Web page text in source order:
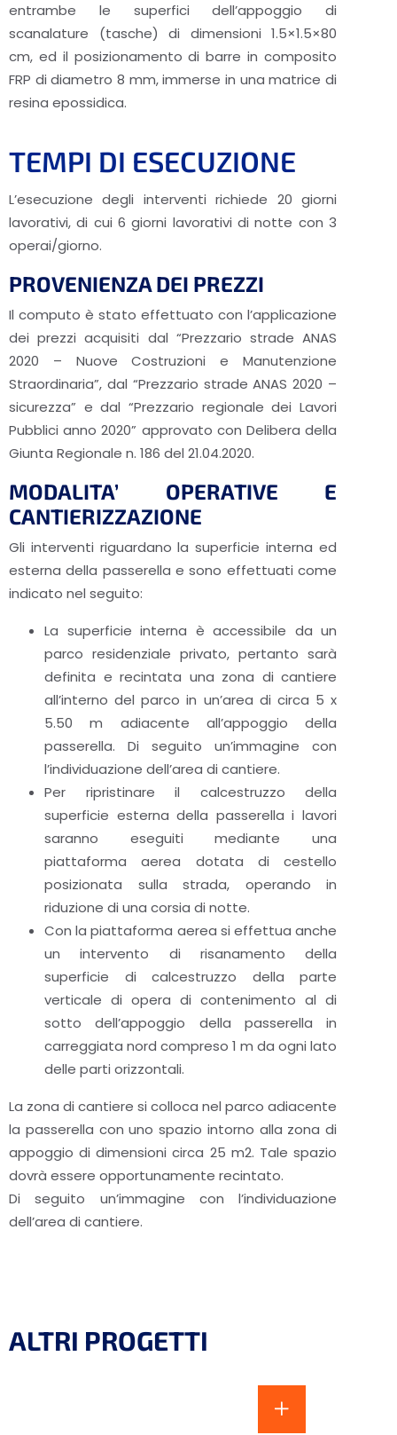
entrambe le superfici dell’appoggio di
scanalature (tasche) di dimensioni 1.5×1.5×80
cm, ed il posizionamento di barre in composito
FRP di diametro 8 mm, immerse in una matrice di
resina epossidica.
TEMPI DI ESECUZIONE
L’esecuzione degli interventi richiede 20 giorni
lavorativi, di cui 6 giorni lavorativi di notte con 3
operai/giorno.
PROVENIENZA DEI PREZZI
Il computo è stato effettuato con l’applicazione
dei prezzi acquisiti dal “Prezzario strade ANAS
2020 – Nuove Costruzioni e Manutenzione
Straordinaria”, dal “Prezzario strade ANAS 2020 –
sicurezza” e dal “Prezzario regionale dei Lavori
Pubblici anno 2020” approvato con Delibera della
Giunta Regionale n. 186 del 21.04.2020.
MODALITA’ OPERATIVE E
CANTIERIZZAZIONE
Gli interventi riguardano la superficie interna ed
esterna della passerella e sono effettuati come
indicato nel seguito:
La superficie interna è accessibile da un
parco residenziale privato, pertanto sarà
definita e recintata una zona di cantiere
all’interno del parco in un’area di circa 5 x
5.50 m adiacente all’appoggio della
passerella. Di seguito un’immagine con
l’individuazione dell’area di cantiere.
Per ripristinare il calcestruzzo della
superficie esterna della passerella i lavori
saranno eseguiti mediante una
piattaforma aerea dotata di cestello
posizionata sulla strada, operando in
riduzione di una corsia di notte.
Con la piattaforma aerea si effettua anche
un intervento di risanamento della
superficie di calcestruzzo della parte
verticale di opera di contenimento al di
sotto dell’appoggio della passerella in
carreggiata nord compreso 1 m da ogni lato
delle parti orizzontali.
La zona di cantiere si colloca nel parco adiacente
la passerella con uno spazio intorno alla zona di
appoggio di dimensioni circa 25 m2. Tale spazio
dovrà essere opportunamente recintato.
Di seguito un’immagine con l’individuazione
dell’area di cantiere.
ALTRI PROGETTI